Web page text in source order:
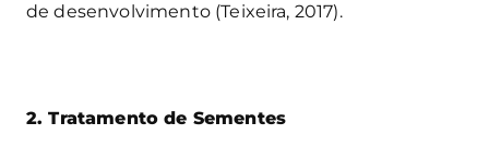
de desenvolvimento (Teixeira, 2017).
2. Tratamento de Sementes